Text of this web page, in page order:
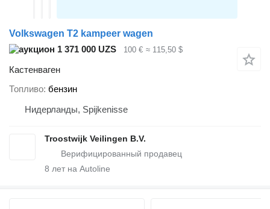
Volkswagen T2 kampeer wagen
1 371 000 UZS
100 € ≈ 115,50 $
Кастенваген
Топливо бензин
Нидерланды, Spijkenisse
Troostwijk Veilingen B.V.
8 лет на Autoline